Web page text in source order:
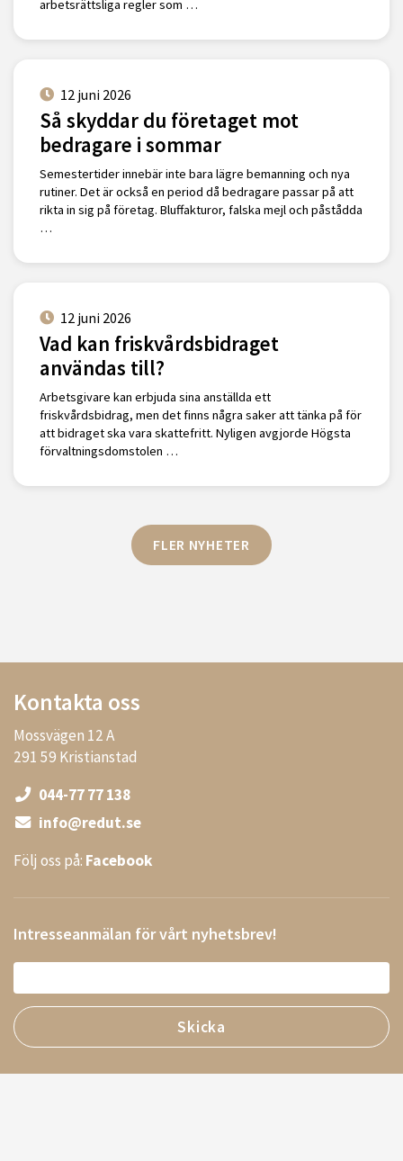
arbetsrättsliga regler som …
12 juni 2026
Så skyddar du företaget mot
bedragare i sommar
Semestertider innebär inte bara lägre bemanning och nya
rutiner. Det är också en period då bedragare passar på att
rikta in sig på företag. Bluffakturor, falska mejl och påstådda
…
12 juni 2026
Vad kan friskvårdsbidraget
användas till?
Arbetsgivare kan erbjuda sina anställda ett
friskvårdsbidrag, men det finns några saker att tänka på för
att bidraget ska vara skattefritt. Nyligen avgjorde Högsta
förvaltningsdomstolen …
FLER NYHETER
Kontakta oss
Mossvägen 12 A
291 59 Kristianstad
044-77 77 138
info@redut.se
Följ oss på: Facebook
Intresseanmälan för vårt nyhetsbrev!